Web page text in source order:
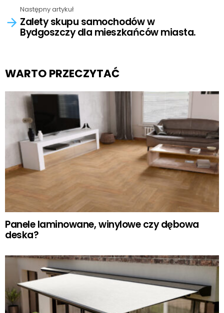
Następny artykuł
Zalety skupu samochodów w
Bydgoszczy dla mieszkańców miasta.
WARTO PRZECZYTAĆ
Panele laminowane, winylowe czy dębowa
deska?